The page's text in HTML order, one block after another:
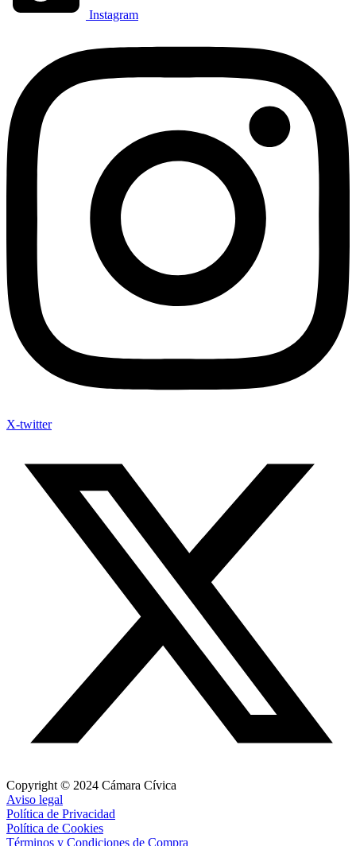
Instagram
X-twitter
Copyright © 2024 Cámara Cívica
Aviso legal
Política de Privacidad
Política de Cookies
Términos y Condiciones de Compra